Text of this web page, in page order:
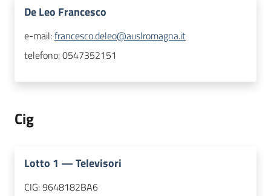
De Leo Francesco
e-mail:francesco.deleo@auslromagna.it
telefono:0547352151
Cig
Lotto 1 —Televisori
CIG:9648182BA6